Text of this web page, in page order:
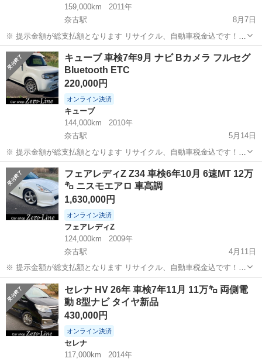
159,000km
2011年
奈古駅
8月7日
※ 提示金額が総支払額となります リサイクル、自動車税金込です！
まず支払い能力がない、約束を守れない、調べれば分かることやくだ
らない質問、値引き交渉をされる方はコメント、連絡してこないでく
ださい。もしされた場合はブロッ...
山口 萩市 スカイライン 車両
キューブ 車検7年9月 ナビ Bカメラ フルセグ
Bluetooth ETC
220,000円
オンライン決済
キューブ
144,000km
2010年
奈古駅
5月14日
※ 提示金額が総支払額となります リサイクル、自動車税金込です！
まず支払い能力がない、約束を守れない、調べれば分かることやくだ
らない質問、値引き交渉をされる方はコメント、連絡してこないでく
ださい。もしされた場合はブロッ...
山口 萩市 キューブ Bluetooth
フェアレディZ Z34 車検6年10月 6速MT 12万
㌔ ニスモエアロ 車高調
1,630,000円
オンライン決済
フェアレディZ
124,000km
2009年
奈古駅
4月11日
※ 提示金額が総支払額となります リサイクル、自動車税金込です！
まず支払い能力がない、約束を守れない、調べれば分かることやくだ
らない質問、値引き交渉をされる方はコメント、連絡してこないでく
ださい。もしされた場合はブロッ...
山口 萩市 奈古駅 フェアレディZ Z34
セレナ HV 26年 車検7年11月 11万㌔ 両側電
動 8型ナビ タイヤ新品
430,000円
オンライン決済
セレナ
117,000km
2014年